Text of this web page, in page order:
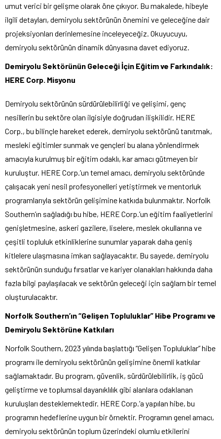
umut verici bir gelişme olarak öne çıkıyor. Bu makalede, hibeyle
ilgili detayları, demiryolu sektörünün önemini ve geleceğine dair
projeksiyonları derinlemesine inceleyeceğiz. Okuyucuyu,
demiryolu sektörünün dinamik dünyasına davet ediyoruz.
Demiryolu Sektörünün Geleceği İçin Eğitim ve Farkındalık:
HERE Corp. Misyonu
Demiryolu sektörünün sürdürülebilirliği ve gelişimi, genç
nesillerin bu sektöre olan ilgisiyle doğrudan ilişkilidir. HERE
Corp., bu bilinçle hareket ederek, demiryolu sektörünü tanıtmak,
mesleki eğitimler sunmak ve gençleri bu alana yönlendirmek
amacıyla kurulmuş bir eğitim odaklı, kar amacı gütmeyen bir
kuruluştur. HERE Corp.’un temel amacı, demiryolu sektöründe
çalışacak yeni nesil profesyonelleri yetiştirmek ve mentorluk
programlarıyla sektörün gelişimine katkıda bulunmaktır. Norfolk
Southern’ın sağladığı bu hibe, HERE Corp.’un eğitim faaliyetlerini
genişletmesine, askeri gazilere, liselere, meslek okullarına ve
çeşitli topluluk etkinliklerine sunumlar yaparak daha geniş
kitlelere ulaşmasına imkan sağlayacaktır. Bu sayede, demiryolu
sektörünün sunduğu fırsatlar ve kariyer olanakları hakkında daha
fazla bilgi paylaşılacak ve sektörün geleceği için sağlam bir temel
oluşturulacaktır.
Norfolk Southern’ın “Gelişen Topluluklar” Hibe Programı ve
Demiryolu Sektörüne Katkıları
Norfolk Southern, 2023 yılında başlattığı “Gelişen Topluluklar” hibe
programı ile demiryolu sektörünün gelişimine önemli katkılar
sağlamaktadır. Bu program, güvenlik, sürdürülebilirlik, iş gücü
geliştirme ve toplumsal dayanıklılık gibi alanlara odaklanan
kuruluşları desteklemektedir. HERE Corp.’a yapılan hibe, bu
programın hedeflerine uygun bir örnektir. Programın genel amacı,
demiryolu sektörünün toplum üzerindeki olumlu etkilerini